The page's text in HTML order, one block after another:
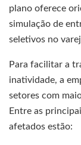
plano oferece
simulação de
seletivos no
Para facilitar a
inatividade, a
setores com
Entre as
afetados estão: